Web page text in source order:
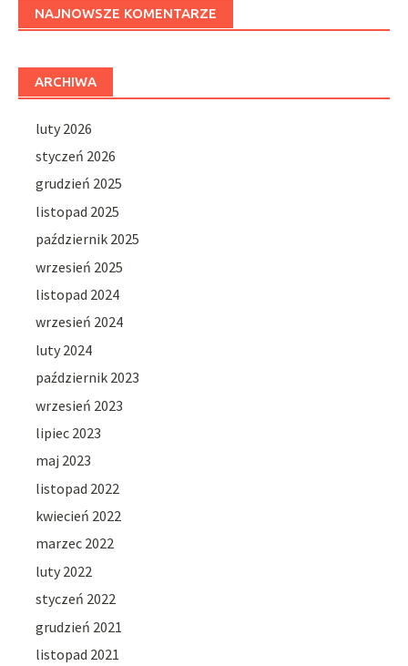
NAJNOWSZE KOMENTARZE
ARCHIWA
luty 2026
styczeń 2026
grudzień 2025
listopad 2025
październik 2025
wrzesień 2025
listopad 2024
wrzesień 2024
luty 2024
październik 2023
wrzesień 2023
lipiec 2023
maj 2023
listopad 2022
kwiecień 2022
marzec 2022
luty 2022
styczeń 2022
grudzień 2021
listopad 2021